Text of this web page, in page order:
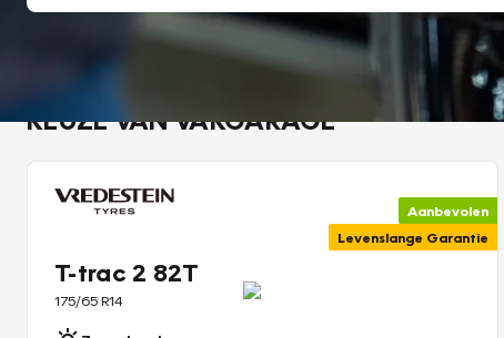
KEUZE VAN VAKGARAGE
Aanbevolen
Levenslange Garantie
T-trac 2 82T
175/65 R14